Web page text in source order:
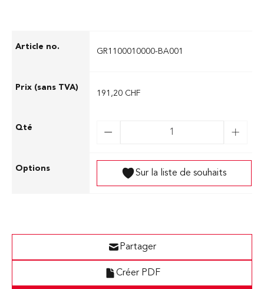
GR1100010000-BA001
191,20 CHF
Sur la liste de souhaits
Créer PDF
Partager